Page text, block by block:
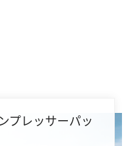
プレッサーパッ